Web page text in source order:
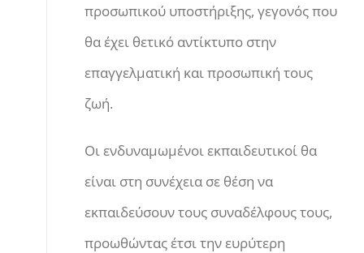
προσωπικού υποστήριξης, γεγονός που
θα έχει θετικό αντίκτυπο στην
επαγγελματική και προσωπική τους
ζωή.
Οι ενδυναμωμένοι εκπαιδευτικοί θα
είναι στη συνέχεια σε θέση να
εκπαιδεύσουν τους συναδέλφους τους,
προωθώντας έτσι την ευρύτερη